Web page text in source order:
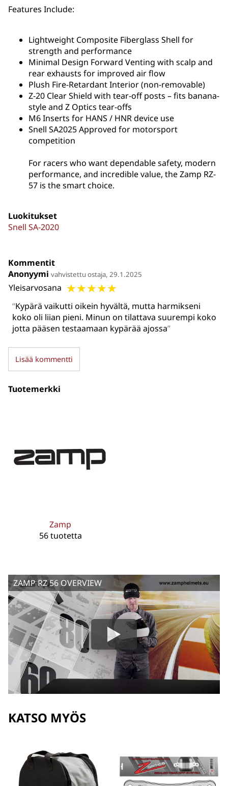
Features Include:
Lightweight Composite Fiberglass Shell for
strength and performance
Minimal Design Forward Venting with scalp and
rear exhausts for improved air flow
Plush Fire-Retardant Interior (non-removable)
Z-20 Clear Shield with tear-off posts – fits banana-
style and Z Optics tear-offs
M6 Inserts for HANS / HNR device use
Snell SA2025 Approved for motorsport
competition
For racers who want dependable safety, modern
performance, and incredible value, the Zamp RZ-
57 is the smart choice.
Luokitukset
Snell SA-2020
Kommentit
Anonyymi vahvistettu ostaja, 29.1.2025
Yleisarvosana ☆☆☆☆☆
Kypärä vaikutti oikein hyvältä, mutta harmikseni
koko oli liian pieni. Minun on tilattava suurempi koko
jotta pääsen testaamaan kypärää ajossa
Lisää kommentti
Tuotemerkki
Zamp
56 tuotetta
ZAMP RZ 56 OVERVIEW
KATSO MYÖS